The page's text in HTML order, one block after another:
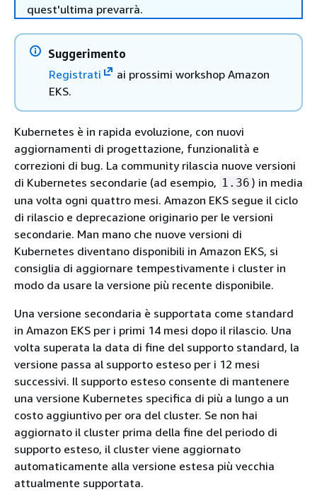
quest'ultima prevarrà.
Suggerimento
Registrati
ai prossimi workshop Amazon
EKS.
Kubernetes è in rapida evoluzione, con nuovi
aggiornamenti di progettazione, funzionalità e
correzioni di bug. La community rilascia nuove versioni
di Kubernetes secondarie (ad esempio, 1.36 ) in media
una volta ogni quattro mesi. Amazon EKS segue il ciclo
di rilascio e deprecazione originario per le versioni
secondarie. Man mano che nuove versioni di
Kubernetes diventano disponibili in Amazon EKS, si
consiglia di aggiornare tempestivamente i cluster in
modo da usare la versione più recente disponibile.
Una versione secondaria è supportata come standard
in Amazon EKS per i primi 14 mesi dopo il rilascio. Una
volta superata la data di fine del supporto standard, la
versione passa al supporto esteso per i 12 mesi
successivi. Il supporto esteso consente di mantenere
una versione Kubernetes specifica di più a lungo a un
costo aggiuntivo per ora del cluster. Se non hai
aggiornato il cluster prima della fine del periodo di
supporto esteso, il cluster viene aggiornato
automaticamente alla versione estesa più vecchia
attualmente supportata.